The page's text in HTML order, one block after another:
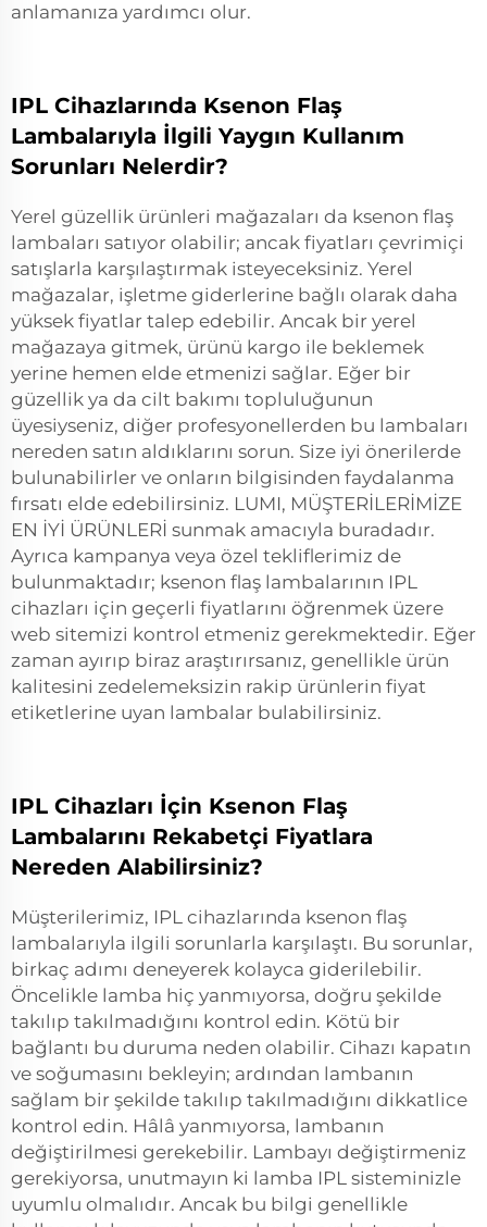
anlamanıza yardımcı olur.
IPL Cihazlarında Ksenon Flaş
Lambalarıyla İlgili Yaygın Kullanım
Sorunları Nelerdir?
Yerel güzellik ürünleri mağazaları da ksenon flaş
lambaları satıyor olabilir; ancak fiyatları çevrimiçi
satışlarla karşılaştırmak isteyeceksiniz. Yerel
mağazalar, işletme giderlerine bağlı olarak daha
yüksek fiyatlar talep edebilir. Ancak bir yerel
mağazaya gitmek, ürünü kargo ile beklemek
yerine hemen elde etmenizi sağlar. Eğer bir
güzellik ya da cilt bakımı topluluğunun
üyesiyseniz, diğer profesyonellerden bu lambaları
nereden satın aldıklarını sorun. Size iyi önerilerde
bulunabilirler ve onların bilgisinden faydalanma
fırsatı elde edebilirsiniz. LUMI, MÜŞTERİLERİMİZE
EN İYİ ÜRÜNLERİ sunmak amacıyla buradadır.
Ayrıca kampanya veya özel tekliflerimiz de
bulunmaktadır; ksenon flaş lambalarının IPL
cihazları için geçerli fiyatlarını öğrenmek üzere
web sitemizi kontrol etmeniz gerekmektedir. Eğer
zaman ayırıp biraz araştırırsanız, genellikle ürün
kalitesini zedelemeksizin rakip ürünlerin fiyat
etiketlerine uyan lambalar bulabilirsiniz.
IPL Cihazları İçin Ksenon Flaş
Lambalarını Rekabetçi Fiyatlara
Nereden Alabilirsiniz?
Müşterilerimiz, IPL cihazlarında ksenon flaş
lambalarıyla ilgili sorunlarla karşılaştı. Bu sorunlar,
birkaç adımı deneyerek kolayca giderilebilir.
Öncelikle lamba hiç yanmıyorsa, doğru şekilde
takılıp takılmadığını kontrol edin. Kötü bir
bağlantı bu duruma neden olabilir. Cihazı kapatın
ve soğumasını bekleyin; ardından lambanın
sağlam bir şekilde takılıp takılmadığını dikkatlice
kontrol edin. Hâlâ yanmıyorsa, lambanın
değiştirilmesi gerekebilir. Lambayı değiştirmeniz
gerekiyorsa, unutmayın ki lamba IPL sisteminizle
uyumlu olmalıdır. Ancak bu bilgi genellikle